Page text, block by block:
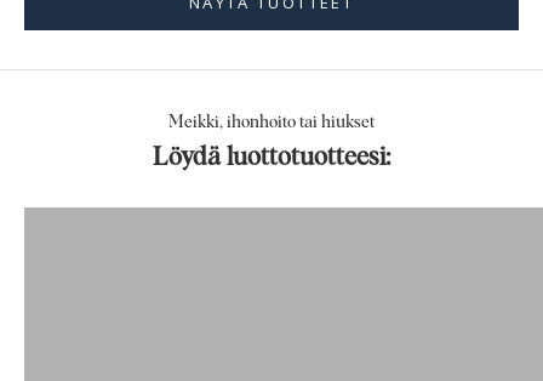
Meikki, ihonhoito tai hiukset
Löydä luottotuotteesi: